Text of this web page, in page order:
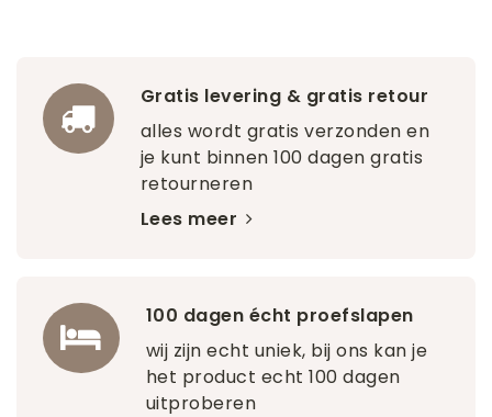
Gratis levering & gratis retour
alles wordt gratis verzonden en
je kunt binnen 100 dagen gratis
retourneren
Lees meer
100 dagen écht proefslapen
wij zijn echt uniek, bij ons kan je
het product echt 100 dagen
uitproberen